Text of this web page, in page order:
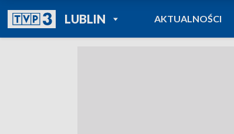
LUBLINPOWRÓT DO
TVP REGIONY
AKTUALNOŚCI